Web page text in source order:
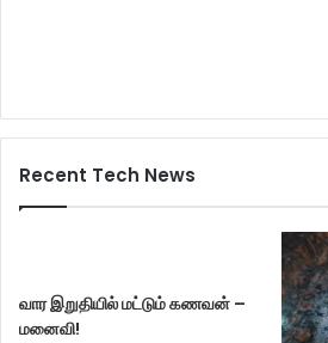
Recent Tech News
வார இறுதியில் மட்டும் கணவன் –
மனைவி!